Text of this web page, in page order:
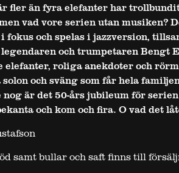
fler än fyra elefanter har
vad vore serien utan musiken?
fokus och spelas i jazzversion,
och trumpetaren Bengt
elefanter, roliga anekdoter och
och sväng som får hela
är det 50-års jubileum för
och kom och fira. O vad det
samt bullar och saft finns till